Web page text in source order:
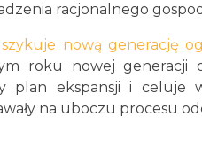
racjonalnego
szykuje nową generację
roku nowej generacji
plan ekspansji i celuje
na uboczu procesu